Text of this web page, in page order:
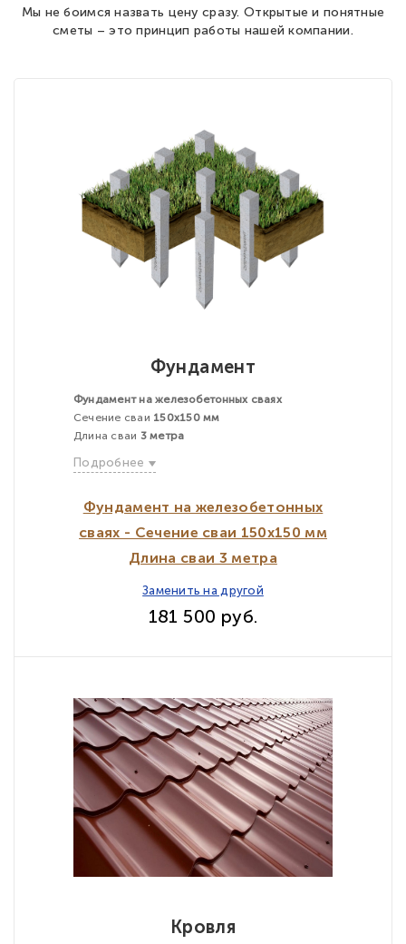
Мы не боимся назвать цену сразу. Открытые и понятные
сметы – это принцип работы нашей компании.
Фундамент
Фундамент на железобетонных сваях
Сечение сваи 150х150 мм
Длина сваи 3 метра
Подробнее
Фундамент на железобетонных
сваях - Сечение сваи 150х150 мм
Длина сваи 3 метра
Заменить на другой
181 500 руб.
Кровля